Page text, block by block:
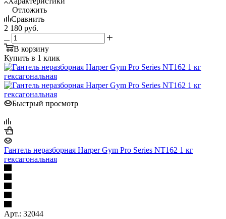
Отложить
Сравнить
2 180 руб.
В корзину
Купить в 1 клик
Быстрый просмотр
Гантель неразборная Harper Gym Pro Series NT162 1 кг
гексагональная
Арт.: 32044